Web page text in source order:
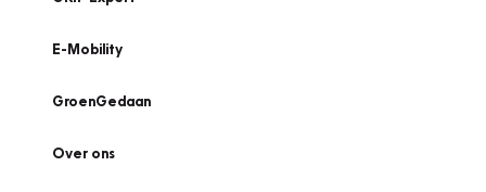
E-Mobility
GroenGedaan
Over ons